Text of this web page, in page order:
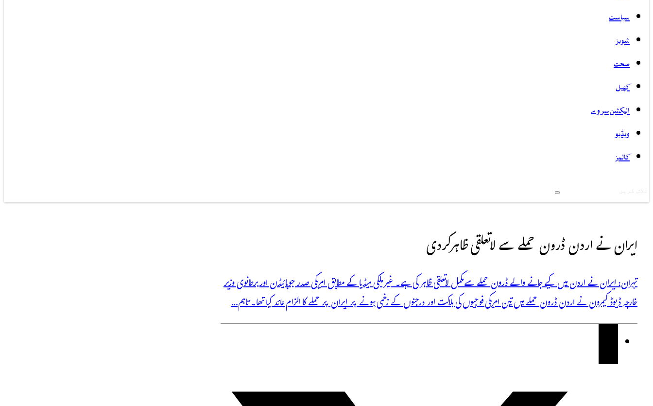
سیاست
شوبز
صحت
کھیل
الیکشن سروے
ویڈیو
کالمز
Search
ایران نے اردن ڈرون حملے سے لاتعلقی ظاہر کردی
تہران: ایران نے اردن میں کیے جانے والے ڈرون حملے سے مکمل لاتعلقی ظاہر کی ہے۔ غیر ملکی میڈیا کے مطابق امریکی صدر جوبائیڈن اور برطانوی وزیر
خارجہ ڈیوڈ کیمرون نے اردن ڈرون حملے میں تین امریکی فوجیوں کی ہلاکت اور درجنوں کے زخمی ہونے پر ایران پر حملے کا الزام عائد کیا تھا۔ تاہم…